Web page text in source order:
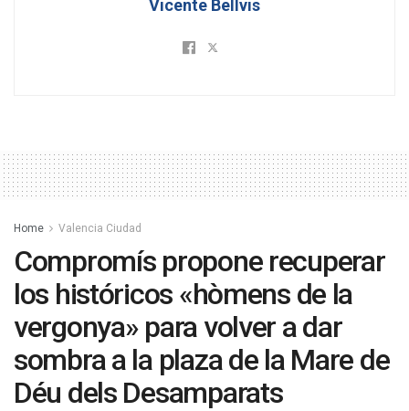
Vicente Bellvis
Home Valencia Ciudad
Compromís propone recuperar
los históricos «hòmens de la
vergonya» para volver a dar
sombra a la plaza de la Mare de
Déu dels Desamparats